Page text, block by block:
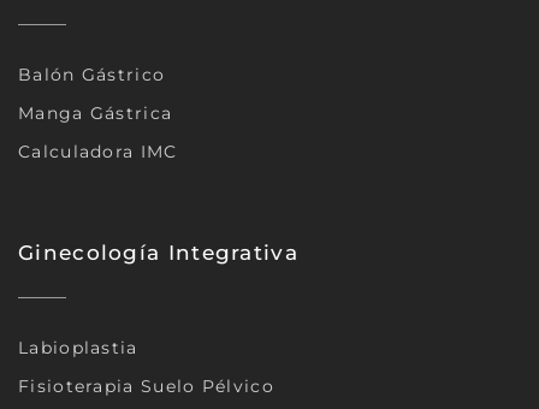
Balón Gástrico
Manga Gástrica
Calculadora IMC
Ginecología Integrativa
Labioplastia
Fisioterapia Suelo Pélvico